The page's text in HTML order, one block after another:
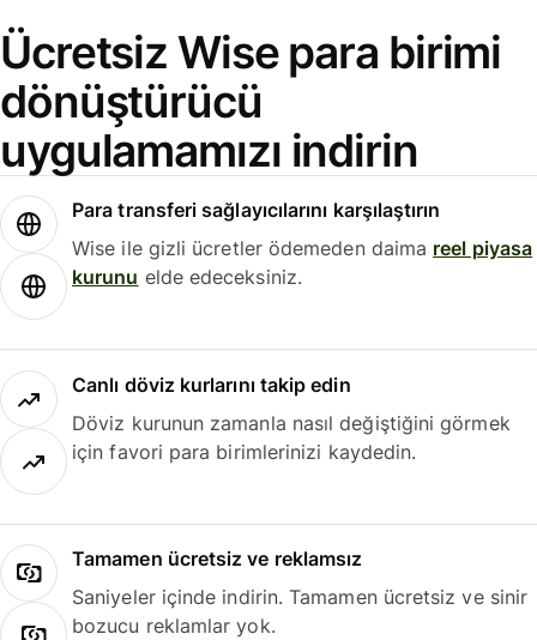
Ücretsiz Wise para birimi
dönüştürücü
uygulamamızı indirin
Para transferi sağlayıcılarını karşılaştırın
Wise ile gizli ücretler ödemeden daima reel piyasa
kurunu elde edeceksiniz.
Canlı döviz kurlarını takip edin
Döviz kurunun zamanla nasıl değiştiğini görmek
için favori para birimlerinizi kaydedin.
Tamamen ücretsiz ve reklamsız
Saniyeler içinde indirin. Tamamen ücretsiz ve sinir
bozucu reklamlar yok.